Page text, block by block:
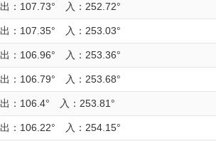
出：107.73° 入：252.72°
出：107.35° 入：253.03°
出：106.96° 入：253.36°
出：106.79° 入：253.68°
出：106.4° 入：253.81°
出：106.22° 入：254.15°